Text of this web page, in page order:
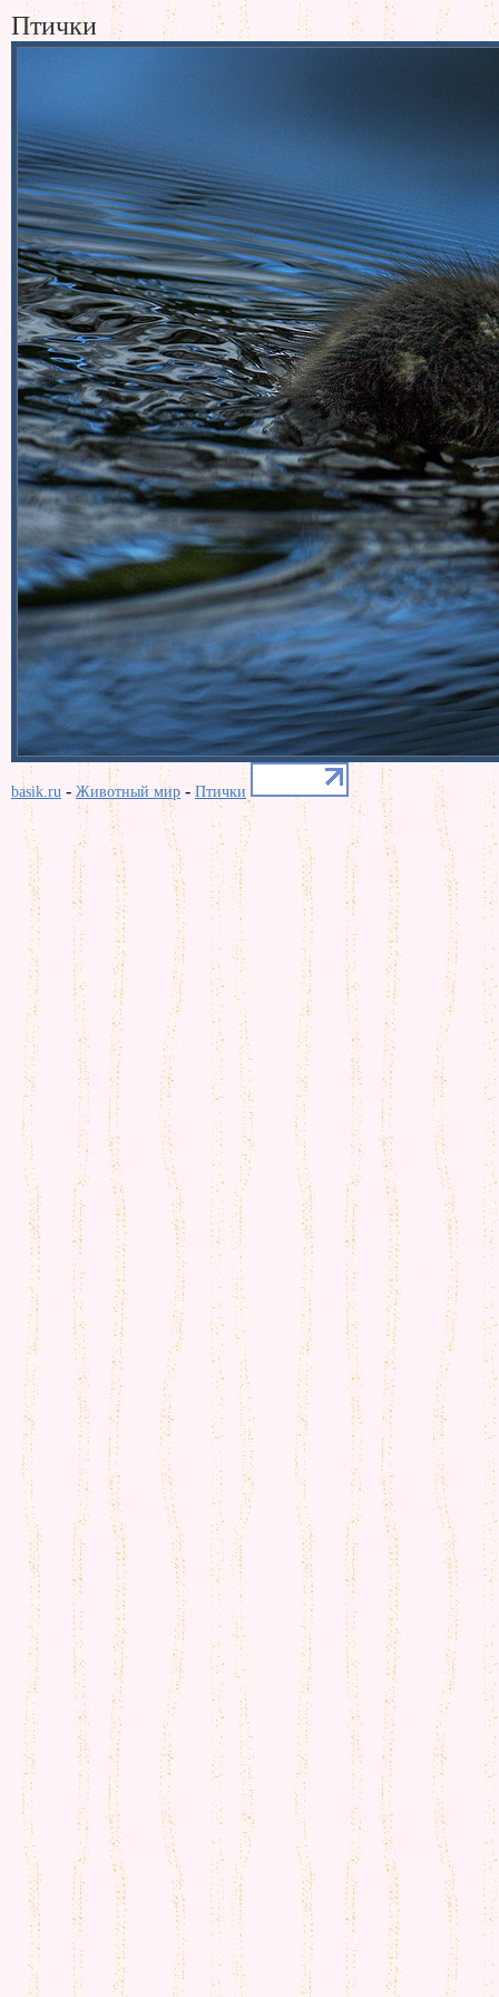
Птички
basik.ru - Животный мир - Птички